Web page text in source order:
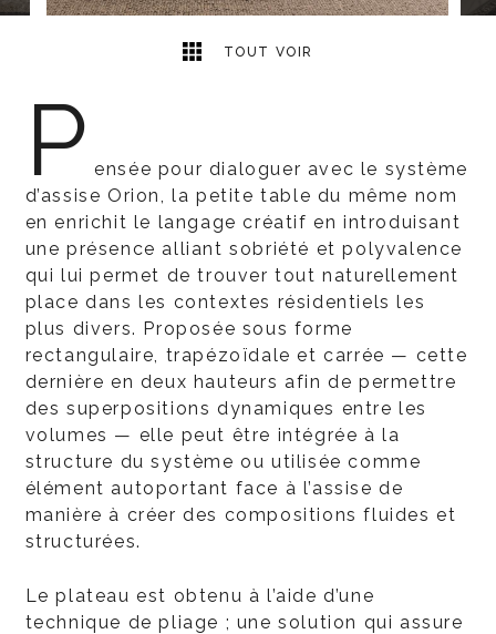
TOUT VOIR
P ensée pour dialoguer avec le système
d’assise Orion, la petite table du même nom
en enrichit le langage créatif en introduisant
une présence alliant sobriété et polyvalence
qui lui permet de trouver tout naturellement
place dans les contextes résidentiels les
plus divers. Proposée sous forme
rectangulaire, trapézoïdale et carrée — cette
dernière en deux hauteurs afin de permettre
des superpositions dynamiques entre les
volumes — elle peut être intégrée à la
structure du système ou utilisée comme
élément autoportant face à l’assise de
manière à créer des compositions fluides et
structurées.
Le plateau est obtenu à l’aide d’une
technique de pliage ; une solution qui assure